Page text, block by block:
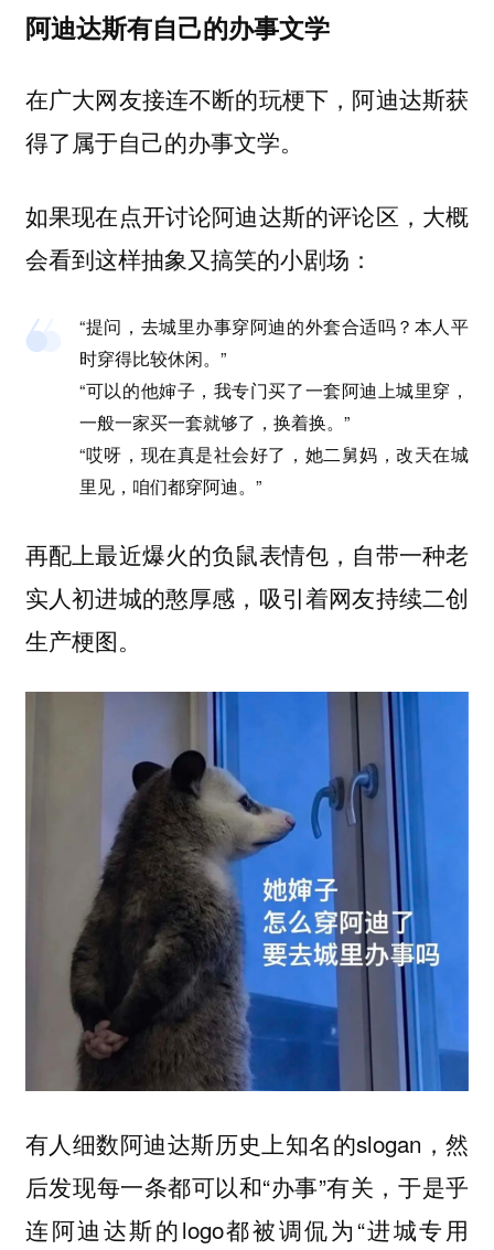
阿迪达斯有自己的办事文学
在广大网友接连不断的玩梗下，阿迪达斯获
得了属于自己的办事文学。
如果现在点开讨论阿迪达斯的评论区，大概
会看到这样抽象又搞笑的小剧场：
“提问，去城里办事穿阿迪的外套合适吗？本人平
时穿得比较休闲。”
“可以的他婶子，我专门买了一套阿迪上城里穿，
一般一家买一套就够了，换着换。”
“哎呀，现在真是社会好了，她二舅妈，改天在城
里见，咱们都穿阿迪。”
再配上最近爆火的负鼠表情包，自带一种老
实人初进城的憨厚感，吸引着网友持续二创
生产梗图。
有人细数阿迪达斯历史上知名的slogan，然
后发现每一条都可以和“办事”有关，于是乎
连阿迪达斯的logo都被调侃为“进城专用